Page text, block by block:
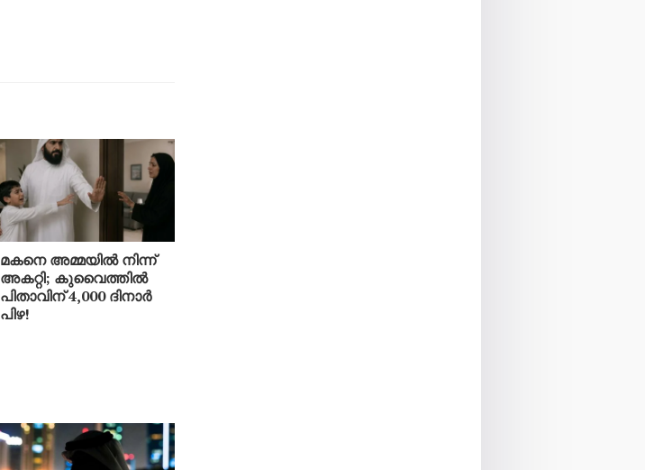
മകനെ അമ്മയിൽ നിന്ന്
അകറ്റി; കുവൈത്തിൽ
പിതാവിന് 4,000 ദിനാർ
പിഴ!